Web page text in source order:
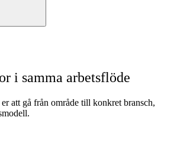
i samma arbetsflöde
att gå från område till konkret bransch,